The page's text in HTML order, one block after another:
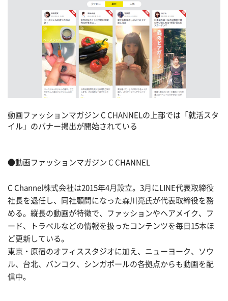
動画ファッションマガジン C CHANNELの上部では「就活スタ
イル」のバナー掲出が開始されている
●動画ファッションマガジン C CHANNEL
C Channel株式会社は2015年4月設立。3月にLINE代表取締役
社長を退任し、同社顧問になった森川亮氏が代表取締役を務
める。縦長の動画が特徴で、ファッションやヘアメイク、フ
ード、トラベルなどの情報を扱ったコンテンツを毎日15本ほ
ど更新している。
東京・原宿のオフィススタジオに加え、ニューヨーク、ソウ
ル、台北、バンコク、シンガポールの各拠点からも動画を配
信中。